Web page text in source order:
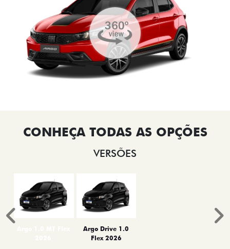
VERSÕES
Argo Drive 1.0
Flex 2026
Anterior